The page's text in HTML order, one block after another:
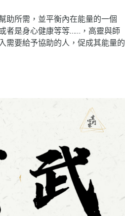
助所需，並平衡內在能量的一個
者是身心健康等等……，高靈與師
需要給予協助的人，促成其能量的